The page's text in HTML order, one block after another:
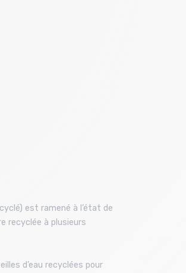
est ramené à l’état de
recyclée à plusieurs
d’eau recyclées pour